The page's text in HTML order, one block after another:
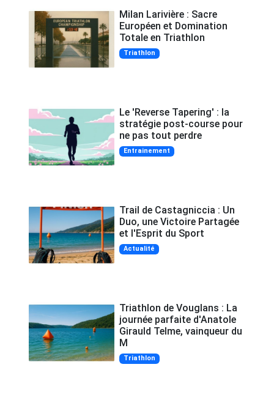
Milan Larivière : Sacre
Européen et Domination
Totale en Triathlon
Triathlon
Le 'Reverse Tapering' : la
stratégie post-course pour
ne pas tout perdre
Entrainement
Trail de Castagniccia : Un
Duo, une Victoire Partagée
et l'Esprit du Sport
Actualité
Triathlon de Vouglans : La
journée parfaite d'Anatole
Girauld Telme, vainqueur du
M
Triathlon